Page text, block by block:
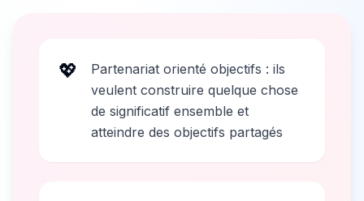
💖
Partenariat orienté objectifs : ils
veulent construire quelque chose
de significatif ensemble et
atteindre des objectifs partagés